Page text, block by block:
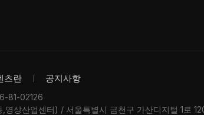
츠란 공지사항
81-02126
상산업센터) / 서울특별시 금천구 가산디지털 1로